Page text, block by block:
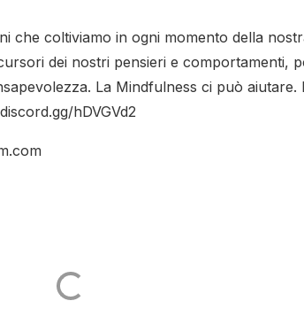
che coltiviamo in ogni momento della
dei nostri pensieri e comportamenti,
La Mindfulness ci può aiutare.
hDVGVd2